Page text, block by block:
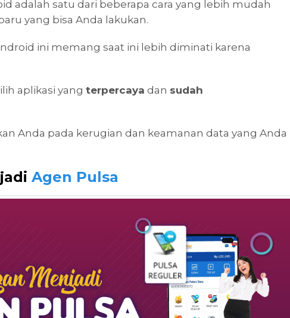
adalah satu dari beberapa cara yang lebih mudah
yang bisa Anda lakukan.
ini memang saat ini lebih diminati karena
aplikasi yang terpercaya dan sudah
Anda pada kerugian dan keamanan data yang Anda
Agen Pulsa